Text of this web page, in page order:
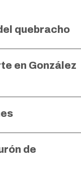
quebracho
en González
de